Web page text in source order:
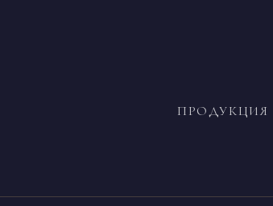
ПРОДУКЦИЯ